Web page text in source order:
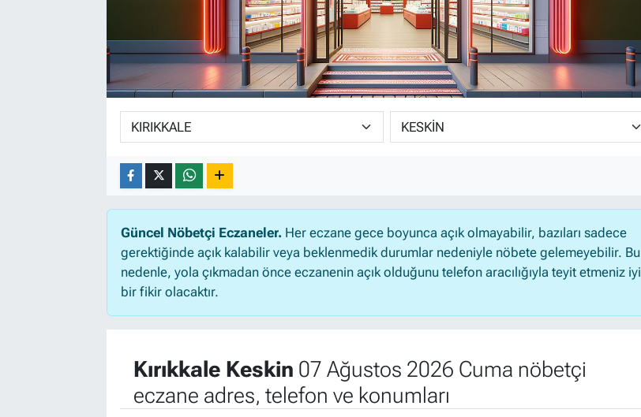
Güncel Nöbetçi Eczaneler.Her eczane gece boyunca açık olmayabilir, bazıları sadece
gerektiğinde açık kalabilir veya beklenmedik durumlar nedeniyle nöbete gelemeyebilir. Bu
nedenle, yola çıkmadan önce eczanenin açık olduğunu telefon aracılığıyla teyit etmeniz iyi
bir fikir olacaktır.
Kırıkkale Keskin 07 Ağustos 2026 Cuma nöbetçi
eczane adres, telefon ve konumları